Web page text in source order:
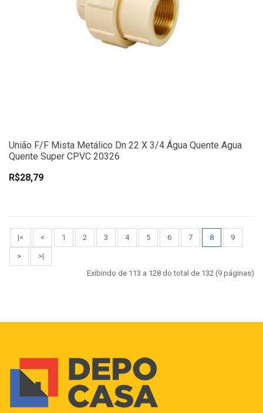
União F/F Mista Metálico Dn 22 X 3/4 Água Quente Agua
Quente Super CPVC 20326
R$28,79
|< < 1 2 3 4 5 6 7 8 9
>
>|
Exibindo de 113 a 128 do total de 132 (9 páginas)